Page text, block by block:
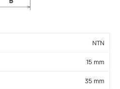
NTN
15 mm
35 mm